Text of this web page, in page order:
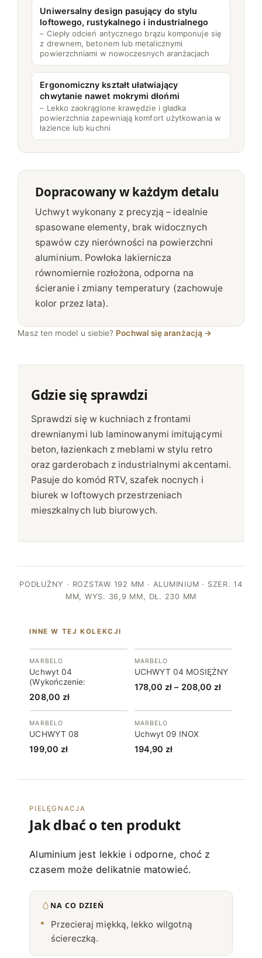
W
R
Z
Ł
T
Uniwersalny design pasujący do stylu
loftowego, rustykalnego i industrialnego
– Ciepły odcień antycznego brązu komponuje się
z drewnem, betonem lub metalicznymi
powierzchniami w nowoczesnych aranżacjach
Ergonomiczny kształt ułatwiający
chwytanie nawet mokrymi dłońmi
– Lekko zaokrąglone krawędzie i gładka
powierzchnia zapewniają komfort użytkowania w
łazience lub kuchni
Dopracowany w każdym detalu
Uchwyt wykonany z precyzją – idealnie
spasowane elementy, brak widocznych
spawów czy nierówności na powierzchni
aluminium. Powłoka lakiernicza
równomiernie rozłożona, odporna na
ścieranie i zmiany temperatury (zachowuje
kolor przez lata).
Masz ten model u siebie? Pochwal się aranżacją →
Gdzie się sprawdzi
Sprawdzi się w kuchniach z frontami
drewnianymi lub laminowanymi imitującymi
beton, łazienkach z meblami w stylu retro
oraz garderobach z industrialnymi akcentami.
Pasuje do komód RTV, szafek nocnych i
biurek w loftowych przestrzeniach
mieszkalnych lub biurowych.
PODŁUŻNY · ROZSTAW 192 MM · ALUMINIUM · SZER. 14
MM, WYS. 36,9 MM, DŁ. 230 MM
INNE W TEJ KOLEKCJI
MARBELO
Uchwyt 04
(Wykończenie:
208,00 zł
MARBELO
UCHWYT 04 MOSIĘŻNY
178,00 zł – 208,00 złZakres
od
MARBELO
UCHWYT 08
199,00 zł
MARBELO
Uchwyt 09 INOX
194,90 zł
PIELĘGNACJA
Jak dbać o ten produkt
Aluminium jest lekkie i odporne, choć z
czasem może delikatnie matowieć.
NA CO DZIEŃ
Przecieraj miękką, lekko wilgotną
ściereczką.